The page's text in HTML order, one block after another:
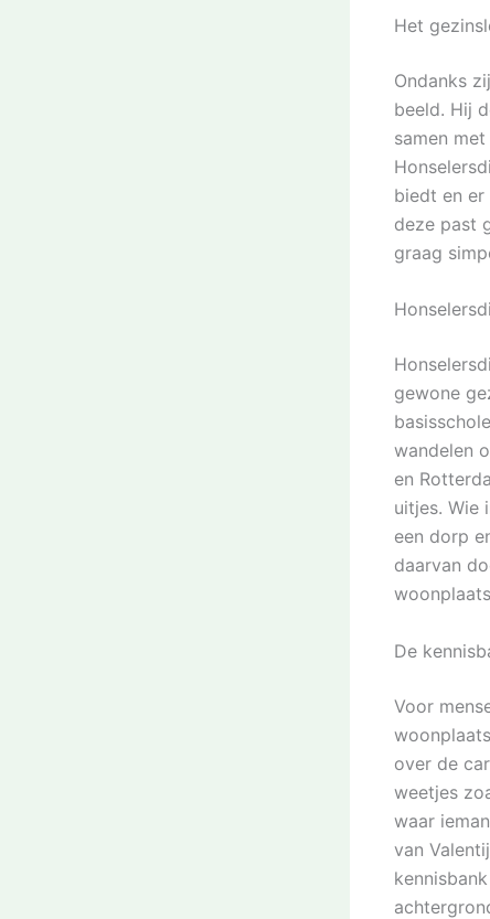
Het
Ondanks
beeld. Hij
samen
biedt en
deze past
graag
gewone
wandelen
en
uitjes. Wie
een dorp
daarvan
De
Voor
over de
weetjes
waar
van